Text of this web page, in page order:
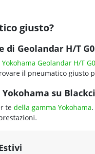
giusto?
Geolandar H/T
Yokohama Geolandar H/T
il pneumatico giusto
su
te della gamma Yokohama